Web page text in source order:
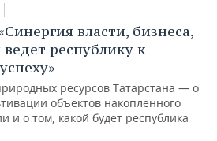
власти, бизнеса,
республику к
ресурсов Татарстана — о
объектов накопленного
и о том, какой будет республика